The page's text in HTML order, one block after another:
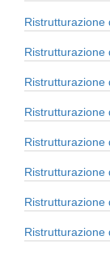
Ristrutturazione
Ristrutturazione
Ristrutturazione
Ristrutturazione
Ristrutturazione
Ristrutturazione
Ristrutturazione
Ristrutturazione